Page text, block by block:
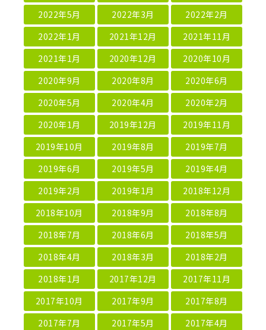
2022年5月
2022年3月
2022年2月
2022年1月
2021年12月
2021年11月
2021年1月
2020年12月
2020年10月
2020年9月
2020年8月
2020年6月
2020年5月
2020年4月
2020年2月
2020年1月
2019年12月
2019年11月
2019年10月
2019年8月
2019年7月
2019年6月
2019年5月
2019年4月
2019年2月
2019年1月
2018年12月
2018年10月
2018年9月
2018年8月
2018年7月
2018年6月
2018年5月
2018年4月
2018年3月
2018年2月
2018年1月
2017年12月
2017年11月
2017年10月
2017年9月
2017年8月
2017年7月
2017年5月
2017年4月